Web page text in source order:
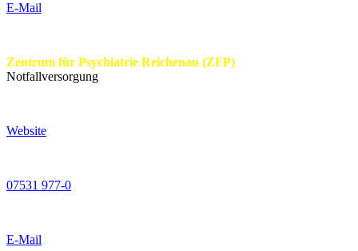
E-Mail
Zentrum für Psychiatrie Reichenau (ZFP)
Notfallversorgung
Website
07531 977-0
E-Mail